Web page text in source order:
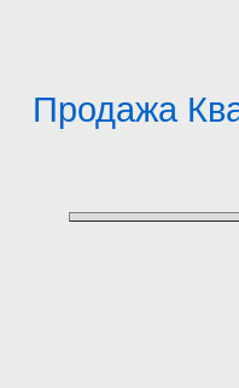
Продажа